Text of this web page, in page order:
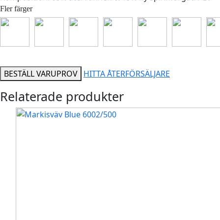
Fler färger
BESTÄLL VARUPROV HITTA ÅTERFÖRSÄLJARE
Relaterade produkter